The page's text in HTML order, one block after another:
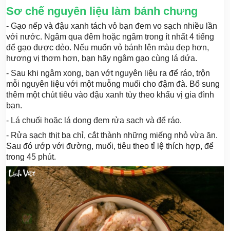
Sơ chế nguyên liệu làm bánh chưng
- Gạo nếp và đậu xanh tách vỏ bạn đem vo sạch nhiều lần
với nước. Ngâm qua đêm hoặc ngâm trong ít nhất 4 tiếng
để gạo được dẻo. Nếu muốn vỏ bánh lên màu đẹp hơn,
hương vị thơm hơn, bạn hãy ngâm gạo cùng lá dứa.
- Sau khi ngâm xong, bạn vớt nguyên liệu ra để ráo, trộn
mỗi nguyên liệu với một muỗng muối cho đậm đà. Bổ sung
thêm một chút tiêu vào đậu xanh tùy theo khẩu vị gia đình
bạn.
- Lá chuối hoặc lá dong đem rửa sạch và để ráo.
- Rửa sạch thịt ba chỉ, cắt thành những miếng nhỏ vừa ăn.
Sau đó ướp với đường, muối, tiêu theo tỉ lệ thích hợp, để
trong 45 phút.